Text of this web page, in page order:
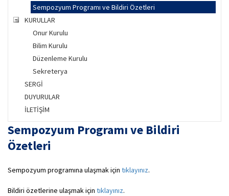
Sempozyum Programı ve Bildiri Özetleri
KURULLAR
Onur Kurulu
Bilim Kurulu
Düzenleme Kurulu
Sekreterya
SERGİ
DUYURULAR
İLETİŞİM
Sempozyum Programı ve Bildiri
Özetleri
Sempozyum programına ulaşmak için tıklayınız.
Bildiri özetlerine ulaşmak için tıklayınız.